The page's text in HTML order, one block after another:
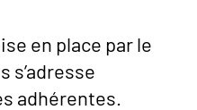
en place par le
s’adresse
adhérentes.